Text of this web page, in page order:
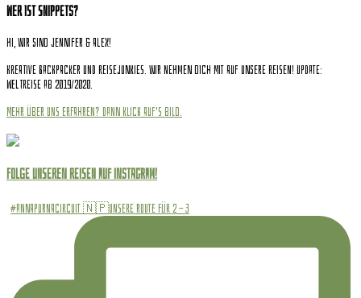
Wer ist Snippets?
Hi, wir sind Jennifer & Alex!
Kreative Backpacker und Reisejunkies. Wir nehmen dich mit auf unsere Reisen! Update:
Weltreise ab 2019/2020.
Mehr über uns erfahren? Dann klick auf's Bild.
Folge unseren Reisen auf INSTAGRAM!
#annapurnacircuit 🇳🇵Unsere Route für 2 - 3